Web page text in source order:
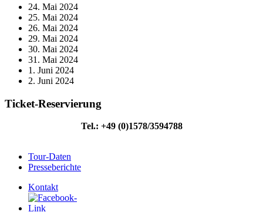
24. Mai 2024
25. Mai 2024
26. Mai 2024
29. Mai 2024
30. Mai 2024
31. Mai 2024
1. Juni 2024
2. Juni 2024
Ticket-Reservierung
Tel.: +49 (0)1578/3594788
Tour-Daten
Presseberichte
Kontakt